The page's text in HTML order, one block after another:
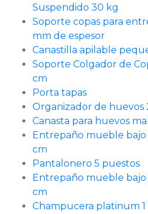
Suspendido 30 kg
Soporte copas para
mm de espesor
Canastilla apilable
Soporte Colgador de
cm
Porta tapas
Organizador de huevos
Canasta para huevos
Entrepaño mueble
cm
Pantalonero 5 puestos
Entrepaño mueble
cm
Champucera platinum 1